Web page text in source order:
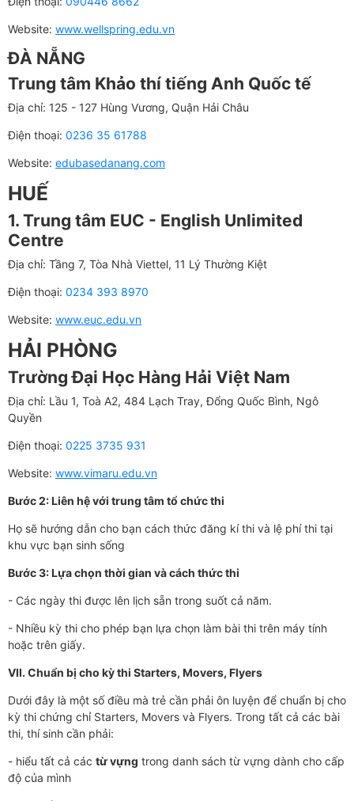
Website: www.wellspring.edu.vn
ĐÀ NẴNG
Trung tâm Khảo thí tiếng Anh Quốc tế
Địa chỉ: 125 - 127 Hùng Vương, Quận Hải Châu
Điện thoại: 0236 35 61788
Website: edubasedanang.com
HUẾ
1. Trung tâm EUC - English Unlimited
Centre
Địa chỉ: Tầng 7, Tòa Nhà Viettel, 11 Lý Thường Kiệt
Điện thoại: 0234 393 8970
Website: www.euc.edu.vn
HẢI PHÒNG
Trường Đại Học Hàng Hải Việt Nam
Địa chỉ: Lầu 1, Toà A2, 484 Lạch Tray, Đổng Quốc Bình, Ngô
Quyền
Điện thoại: 0225 3735 931
Website: www.vimaru.edu.vn
Bước 2: Liên hệ với trung tâm tổ chức thi
Họ sẽ hướng dẫn cho bạn cách thức đăng kí thi và lệ phí thi tại
khu vực bạn sinh sống
Bước 3: Lựa chọn thời gian và cách thức thi
- Các ngày thi được lên lịch sẵn trong suốt cả năm.
- Nhiều kỳ thi cho phép bạn lựa chọn làm bài thi trên máy tính
hoặc trên giấy.
VII. Chuẩn bị cho kỳ thi Starters, Movers, Flyers
Dưới đây là một số điều mà trẻ cần phải ôn luyện để chuẩn bị cho
kỳ thi chứng chỉ Starters, Movers và Flyers. Trong tất cả các bài
thi, thí sinh cần phải:
- hiểu tất cả các từ vựng trong danh sách từ vựng dành cho cấp
độ của mình